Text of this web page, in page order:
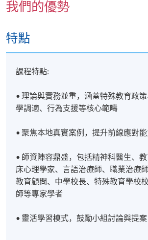
我們的優勢
特點
課程特點:
• 理論與實務並重，涵蓋特殊教育政
學調適、行為支援等核心範疇
• 聚焦本地真實案例，提升前線應對
• 師資陣容鼎盛，包括精神科醫生、
床心理學家、言語治療師、職業治療
教育顧問、中學校長、特殊教育學校
師等專家學者
• 靈活學習模式，鼓勵小組討論與提案